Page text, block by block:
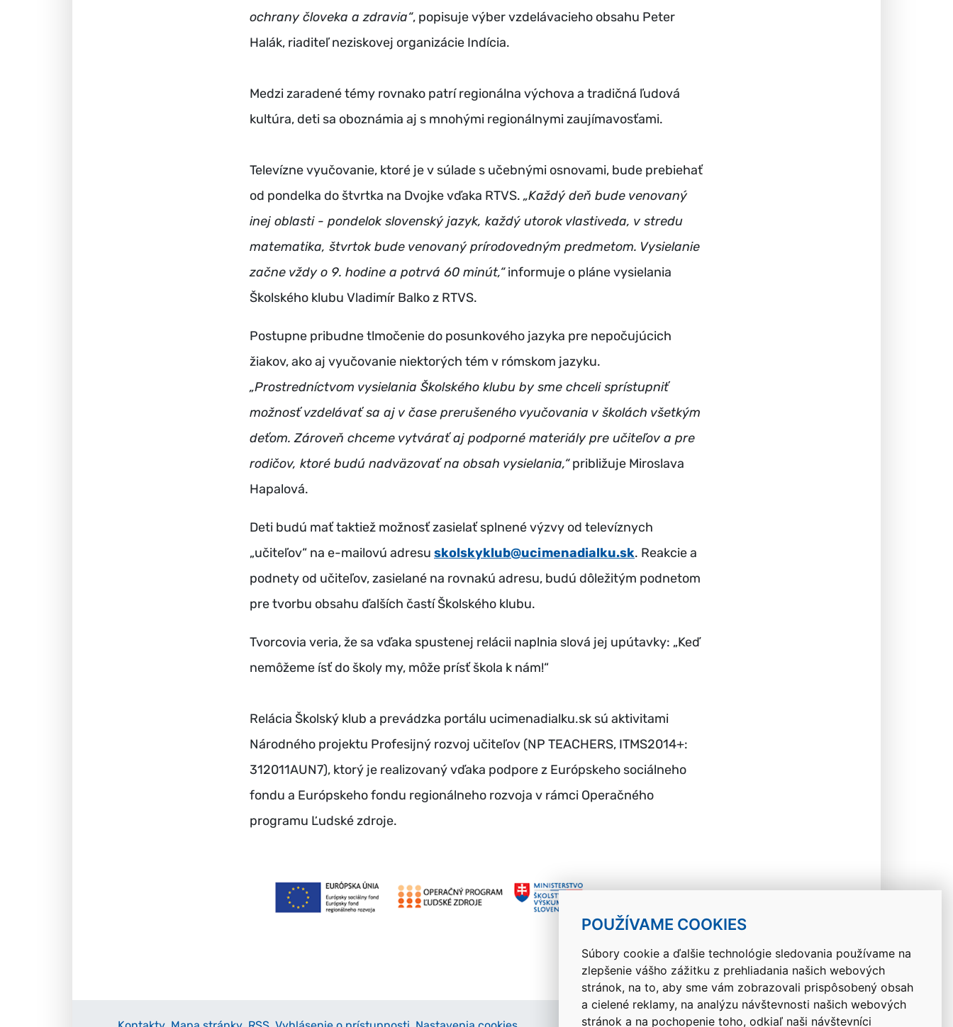
POUŽÍVAME COOKIES
Súbory cookie a ďalšie technológie sledovania používame na
zlepšenie vášho zážitku z prehliadania našich webových
stránok, na to, aby sme vám zobrazovali prispôsobený obsah
a cielené reklamy, na analýzu návštevnosti našich webových
stránok a na pochopenie toho, odkiaľ naši návštevníci
ochrany človeka a zdravia“, popisuje výber vzdelávacieho obsahu Peter
Halák, riaditeľ neziskovej organizácie Indícia.
Medzi zaradené témy rovnako patrí regionálna výchova a tradičná ľudová
kultúra, deti sa oboznámia aj s mnohými regionálnymi zaujímavosťami.
Televízne vyučovanie, ktoré je v súlade s učebnými osnovami, bude prebiehať
od pondelka do štvrtka na Dvojke vďaka RTVS. „Každý deň bude venovaný
inej oblasti - pondelok slovenský jazyk, každý utorok vlastiveda, v stredu
matematika, štvrtok bude venovaný prírodovedným predmetom. Vysielanie
začne vždy o 9. hodine a potrvá 60 minút,“informuje o pláne vysielania
Školského klubu Vladimír Balko z RTVS.
Postupne pribudne tlmočenie do posunkového jazyka pre nepočujúcich
žiakov, ako aj vyučovanie niektorých tém v rómskom jazyku.
„Prostredníctvom vysielania Školského klubu by sme chceli sprístupniť
možnosť vzdelávať sa aj v čase prerušeného vyučovania v školách všetkým
deťom. Zároveň chceme vytvárať aj podporné materiály pre učiteľov a pre
rodičov, ktoré budú nadväzovať na obsah vysielania,“približuje Miroslava
Hapalová.
Deti budú mať taktiež možnosť zasielať splnené výzvy od televíznych
„učiteľov“ na e-mailovú adresu skolskyklub@ucimenadialku.sk. Reakcie a
podnety od učiteľov, zasielané na rovnakú adresu, budú dôležitým podnetom
pre tvorbu obsahu ďalších častí Školského klubu.
Tvorcovia veria, že sa vďaka spustenej relácii naplnia slová jej upútavky: „Keď
nemôžeme ísť do školy my, môže prísť škola k nám!“
Relácia Školský klub a prevádzka portálu ucimenadialku.sk sú aktivitami
Národného projektu Profesijný rozvoj učiteľov (NP TEACHERS, ITMS2014+:
312011AUN7), ktorý je realizovaný vďaka podpore z Európskeho sociálneho
fondu a Európskeho fondu regionálneho rozvoja v rámci Operačného
programu Ľudské zdroje.
Facebook
Zdieľať
Návrat hore